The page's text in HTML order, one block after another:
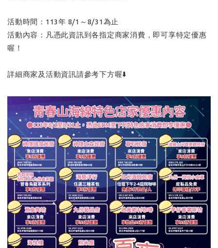
活動時間：113年 8/1～8/31為止
活動內容：凡憑此資訊到各指定商家消費，即可享特定優惠
喔！
詳細商家及活動資訊請參考下方喔⬇️